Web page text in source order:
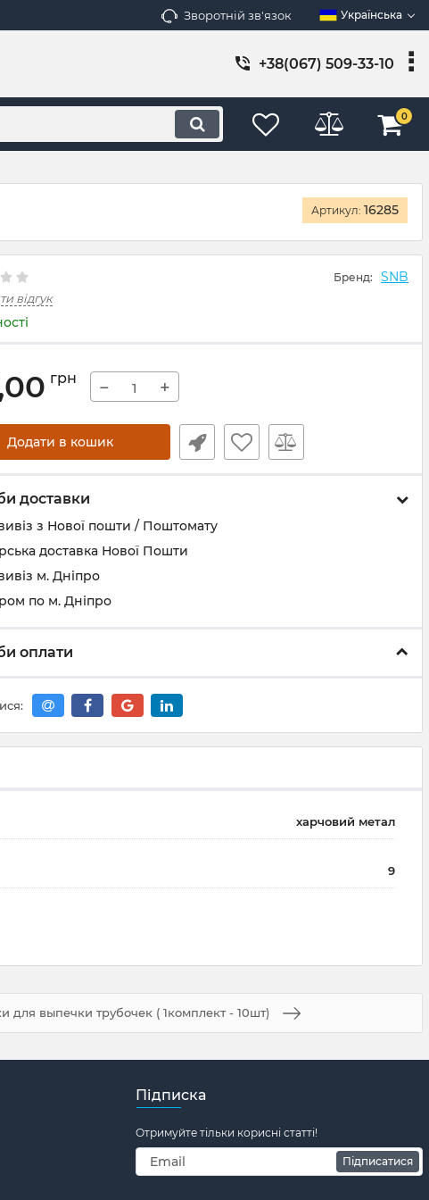
Зворотній зв'язок Українська
+38(067) 509-33-10
0
Артикул: 16285
Бренд: SNB
відгук
грн − +
Додати в кошик
доставки
з Нової пошти / Поштомату
доставка Нової Пошти
м. Дніпро
по м. Дніпро
оплати
харчовий метал
9
для выпечки трубочек ( 1комплект - 10шт)
Підписка
Отримуйте тільки корисні статті!
Підписатися